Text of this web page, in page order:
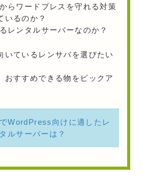
らワードプレスを守れる対策
いるのか？
レンタルサーバーなのか？
いているレンサバを選びたい
おすすめできる物をピックア
WordPress向けに適したレ
ルサーバーは？